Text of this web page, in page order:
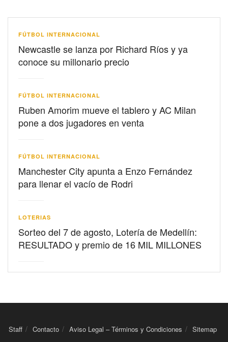
FÚTBOL INTERNACIONAL
Newcastle se lanza por Richard Ríos y ya
conoce su millonario precio
FÚTBOL INTERNACIONAL
Ruben Amorim mueve el tablero y AC Milan
pone a dos jugadores en venta
FÚTBOL INTERNACIONAL
Manchester City apunta a Enzo Fernández
para llenar el vacío de Rodri
LOTERIAS
Sorteo del 7 de agosto, Lotería de Medellín:
RESULTADO y premio de 16 MIL MILLONES
Staff Contacto Aviso Legal – Términos y Condiciones Sitemap